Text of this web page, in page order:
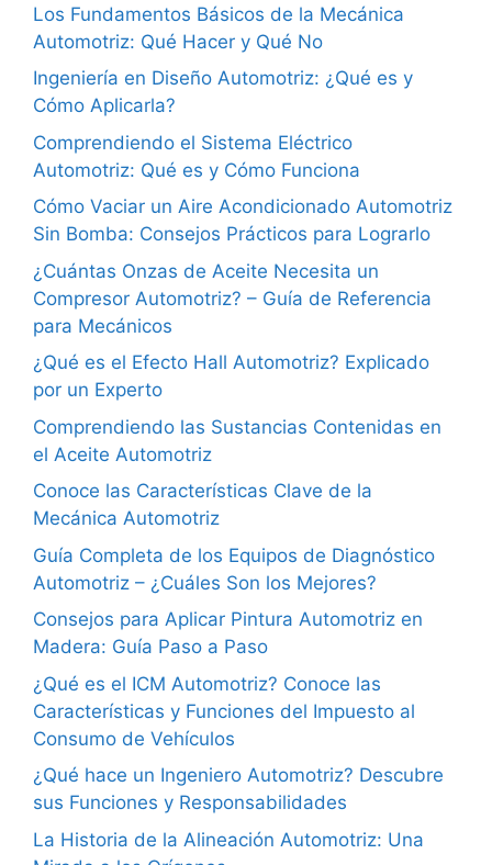
Los Fundamentos Básicos de la Mecánica
Automotriz: Qué Hacer y Qué No
Ingeniería en Diseño Automotriz: ¿Qué es y
Cómo Aplicarla?
Comprendiendo el Sistema Eléctrico
Automotriz: Qué es y Cómo Funciona
Cómo Vaciar un Aire Acondicionado Automotriz
Sin Bomba: Consejos Prácticos para Lograrlo
¿Cuántas Onzas de Aceite Necesita un
Compresor Automotriz? – Guía de Referencia
para Mecánicos
¿Qué es el Efecto Hall Automotriz? Explicado
por un Experto
Comprendiendo las Sustancias Contenidas en
el Aceite Automotriz
Conoce las Características Clave de la
Mecánica Automotriz
Guía Completa de los Equipos de Diagnóstico
Automotriz – ¿Cuáles Son los Mejores?
Consejos para Aplicar Pintura Automotriz en
Madera: Guía Paso a Paso
¿Qué es el ICM Automotriz? Conoce las
Características y Funciones del Impuesto al
Consumo de Vehículos
¿Qué hace un Ingeniero Automotriz? Descubre
sus Funciones y Responsabilidades
La Historia de la Alineación Automotriz: Una